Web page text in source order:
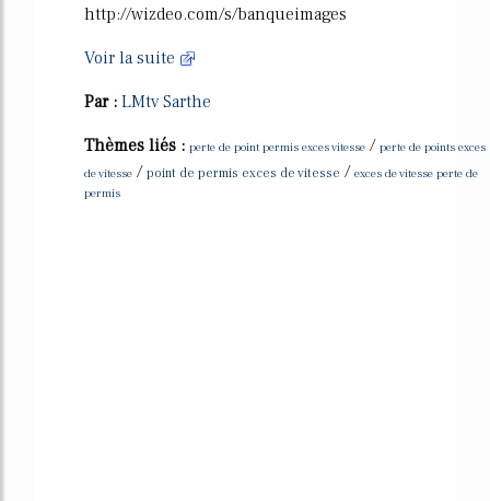
http://wizdeo.com/s/banqueimages
Voir la suite
Par : LMtv Sarthe
Thèmes liés : perte de point permis exces vitesse / perte de points exces
de vitesse / point de permis exces de vitesse / exces de vitesse perte de
permis